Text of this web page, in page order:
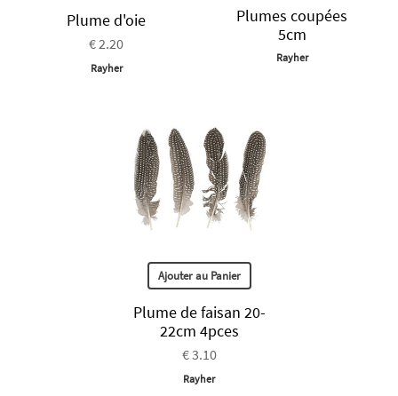
Plume d'oie
€ 2.20
Rayher
Plumes coupées
5cm
Rayher
Ajouter au Panier
Plume de faisan 20-
22cm 4pces
€ 3.10
Rayher